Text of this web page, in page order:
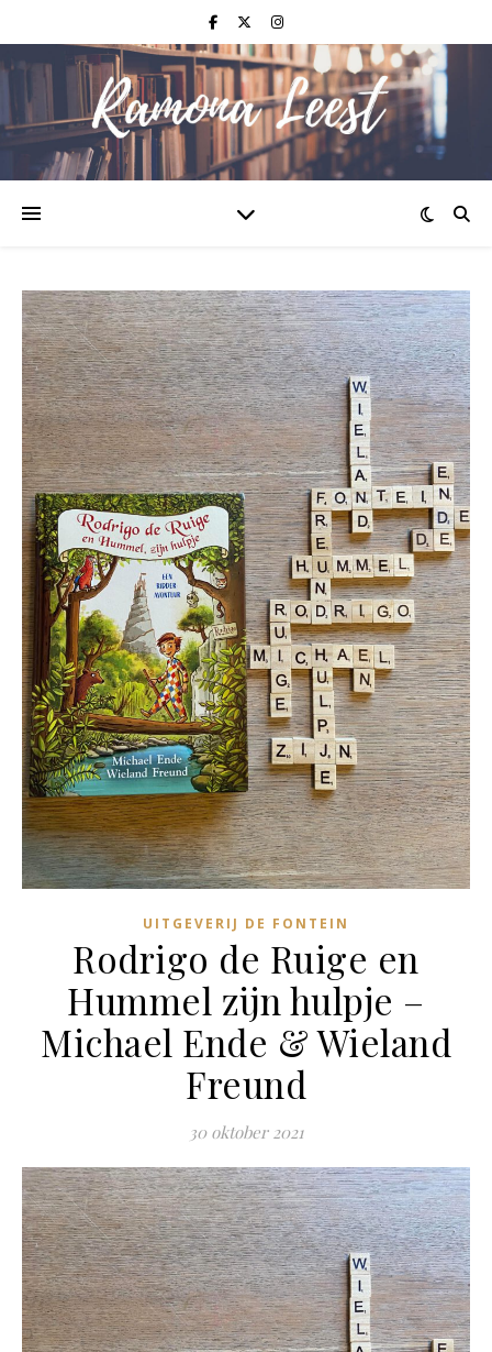
UITGEVERIJ DE FONTEIN
Rodrigo de Ruige en
Hummel zijn hulpje –
Michael Ende & Wieland
Freund
30 oktober 2021